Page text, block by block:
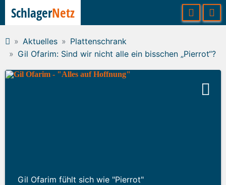
Aktuelles
Plattenschrank
Gil Ofarim: Sind wir nicht alle ein bisschen „Pierrot“?
Gil Ofarim fühlt sich wie "Pierrot"
SchlagerNetz